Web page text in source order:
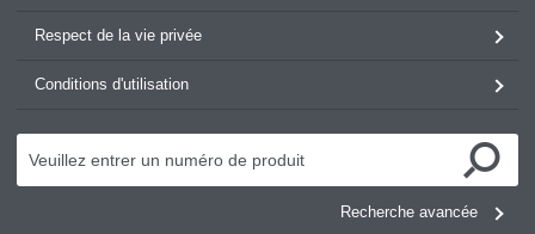
Respect de la vie privée
Conditions d'utilisation
Recherche avancée